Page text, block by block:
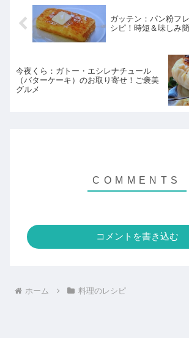
ガッテン：パン粉フ
シピ！時短＆味しみ
今夜くら：ガトー・エシレナチュール
（バターケーキ）のお取り寄せ！ご褒美
グルメ
コメントを書き込む
ホーム 料理のレシピ